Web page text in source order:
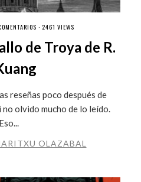
· 2461 VIEWS
de Troya de R.
reseñas poco después de
olvido mucho de lo leído.
Eso...
OLAZABAL